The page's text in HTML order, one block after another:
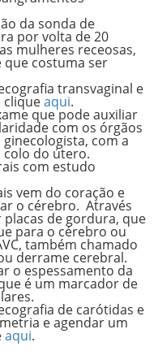
da sonda de
por volta de 20
mulheres receosas,
que costuma ser
transvaginal e
cliqueaqui.
que pode auxiliar
com os órgãos
com a
colo do útero.
com estudo
vem do coração e
o cérebro. Através
de gordura, que
para o cérebro ou
também chamado
derrame cerebral.
o espessamento da
é um marcador de
de carótidas e
e agendar um
aqui.